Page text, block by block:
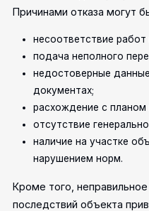
Причинами отказа могут
несоответствие
подача неполного
недостоверные
документах;
расхождение с планом
отсутствие
наличие на участке
нарушением норм.
Кроме того,
последствий объекта